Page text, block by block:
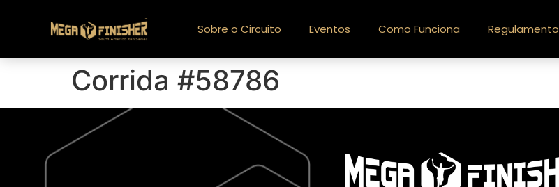
Sobre o Circuito Eventos Como Funciona Regulamento
Corrida #58786